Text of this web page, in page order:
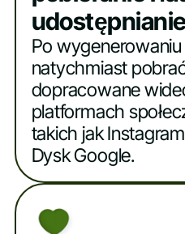
Po
natychmiast
dopracowane
platformach
takich jak
Dysk Google.